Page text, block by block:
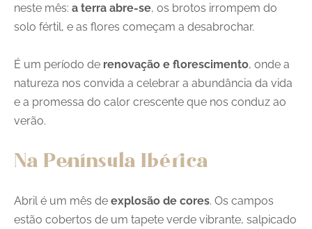
neste mês: a terra abre-se, os brotos irrompem do
solo fértil, e as flores começam a desabrochar.
É um período de renovação e florescimento, onde a
natureza nos convida a celebrar a abundância da vida
e a promessa do calor crescente que nos conduz ao
verão.
Na Península Ibérica
Abril é um mês de explosão de cores. Os campos
estão cobertos de um tapete verde vibrante, salpicado